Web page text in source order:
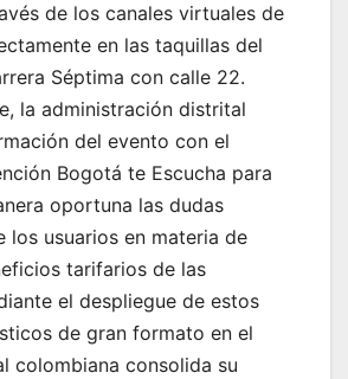
de los canales virtuales de
en las taquillas del
Séptima con calle 22.
la administración distrital
del evento con el
Bogotá te Escucha para
oportuna las dudas
los usuarios en materia de
tarifarios de las
el despliegue de estos
de gran formato en el
colombiana consolida su